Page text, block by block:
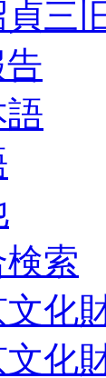
三
語
索
文化
化